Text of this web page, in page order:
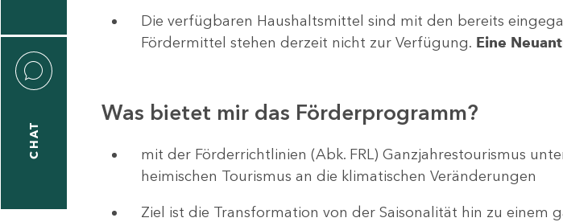
CHAT
Die verfügbaren Haushaltsmittel sind mit den bereits
Fördermittel stehen derzeit nicht zur Verfügung. Eine
Was bietet mir das Förderprogramm?
mit der Förderrichtlinien (Abk. FRL) Ganzjahrestourismus
heimischen Tourismus an die klimatischen Veränderungen
Ziel ist die Transformation von der Saisonalität hin zu einem